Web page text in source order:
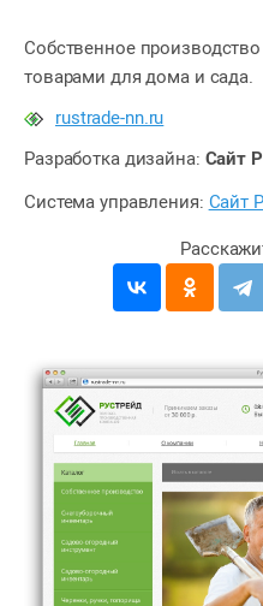
Собственное
товарами для дома и сада.
rustrade-nn.ru
Разработка дизайна: Сайт
Система управления: Сайт